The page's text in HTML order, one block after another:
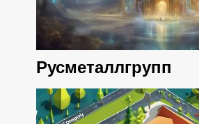
Русметаллгрупп